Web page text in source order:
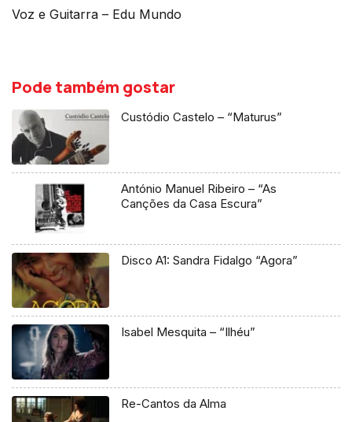
Voz e Guitarra – Edu Mundo
Pode também gostar
Custódio Castelo – “Maturus”
António Manuel Ribeiro – “As
Canções da Casa Escura”
Disco A1: Sandra Fidalgo “Agora”
Isabel Mesquita – “Ilhéu”
Re-Cantos da Alma